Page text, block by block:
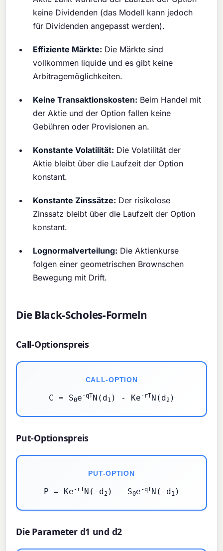
keine Dividenden (das Modell kann jedoch
für Dividenden angepasst werden).
Effiziente Märkte: Die Märkte sind
vollkommen liquide und es gibt keine
Arbitragemöglichkeiten.
Keine Transaktionskosten: Beim Handel mit
der Aktie und der Option fallen keine
Gebühren oder Provisionen an.
Konstante Volatilität: Die Volatilität der
Aktie bleibt über die Laufzeit der Option
konstant.
Konstante Zinssätze: Der risikolose
Zinssatz bleibt über die Laufzeit der Option
konstant.
Lognormalverteilung: Die Aktienkurse
folgen einer geometrischen Brownschen
Bewegung mit Drift.
Die Black-Scholes-Formeln
Call-Optionspreis
CALL-OPTION
C = S0e -qTN(d1 ) - Ke -rTN(d2)
Put-Optionspreis
PUT-OPTION
P = Ke -rTN(-d2) - S0e -qTN(-d1 )
Die Parameter d1 und d2